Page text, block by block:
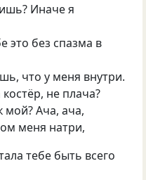
Иначе я
это без спазма в
что у меня внутри.
не плача?
Ача, ача,
меня натри,
тебе быть всего